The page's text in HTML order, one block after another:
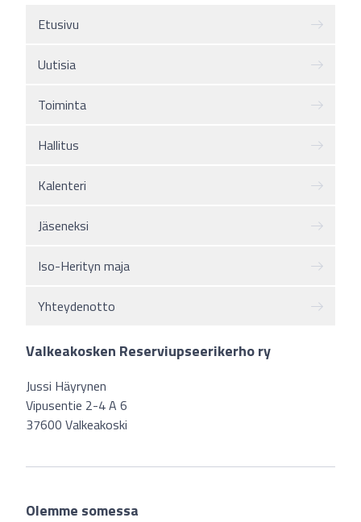
Etusivu
Uutisia
Toiminta
Hallitus
Kalenteri
Jäseneksi
Iso-Herityn maja
Yhteydenotto
Valkeakosken Reserviupseerikerho ry
Jussi Häyrynen
Vipusentie 2-4 A 6
37600 Valkeakoski
Olemme somessa